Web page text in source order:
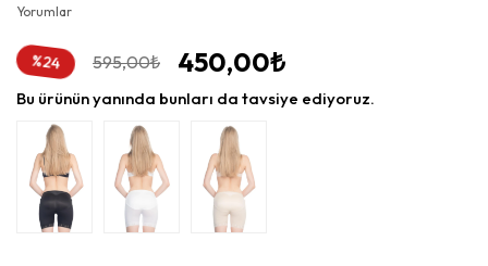
Yorumlar
%24
İndirim
595,00₺ 450,00₺
Bu ürünün yanında bunları da tavsiye ediyoruz.